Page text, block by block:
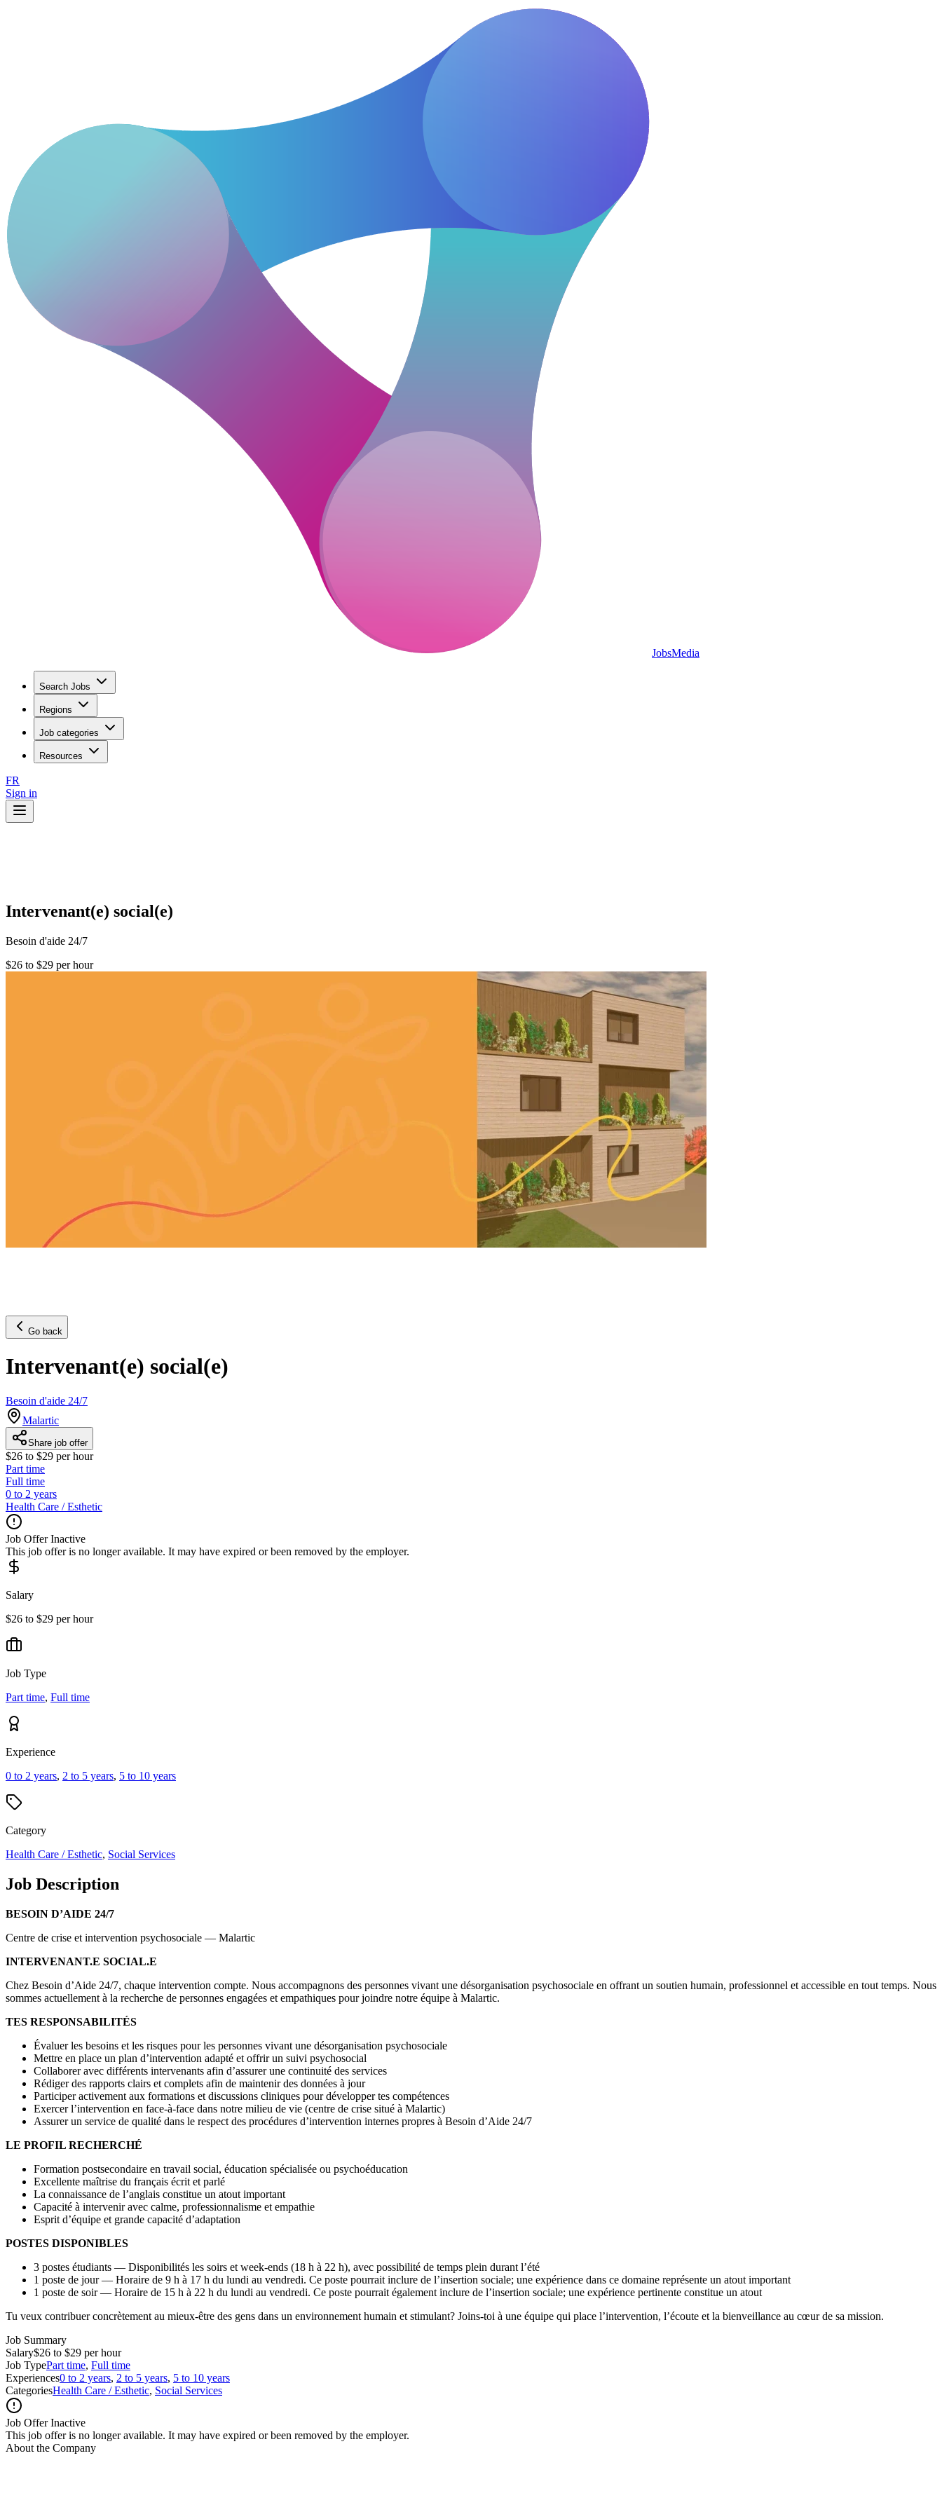
JobsMedia
Search Jobs
Regions
Job categories
Resources
FR
Sign in
Intervenant(e) social(e)
Besoin d'aide 24/7
$26 to $29 per hour
Go back
Intervenant(e) social(e)
Besoin d'aide 24/7
Malartic
Share job offer
$26 to $29 per hour
Part time
Full time
0 to 2 years
Health Care / Esthetic
Job Offer Inactive
This job offer is no longer available. It may have expired or been removed by the employer.
Salary
$26 to $29 per hour
Job Type
Part time, Full time
Experience
0 to 2 years, 2 to 5 years, 5 to 10 years
Category
Health Care / Esthetic, Social Services
Job Description
BESOIN D’AIDE 24/7
Centre de crise et intervention psychosociale — Malartic
INTERVENANT.E SOCIAL.E
Chez Besoin d’Aide 24/7, chaque intervention compte. Nous accompagnons des personnes vivant une désorganisation psychosociale en offrant un soutien humain, professionnel et accessible en tout temps. Nous
sommes actuellement à la recherche de personnes engagées et empathiques pour joindre notre équipe à Malartic.
TES RESPONSABILITÉS
Évaluer les besoins et les risques pour les personnes vivant une désorganisation psychosociale
Mettre en place un plan d’intervention adapté et offrir un suivi psychosocial
Collaborer avec différents intervenants afin d’assurer une continuité des services
Rédiger des rapports clairs et complets afin de maintenir des données à jour
Participer activement aux formations et discussions cliniques pour développer tes compétences
Exercer l’intervention en face-à-face dans notre milieu de vie (centre de crise situé à Malartic)
Assurer un service de qualité dans le respect des procédures d’intervention internes propres à Besoin d’Aide 24/7
LE PROFIL RECHERCHÉ
Formation postsecondaire en travail social, éducation spécialisée ou psychoéducation
Excellente maîtrise du français écrit et parlé
La connaissance de l’anglais constitue un atout important
Capacité à intervenir avec calme, professionnalisme et empathie
Esprit d’équipe et grande capacité d’adaptation
POSTES DISPONIBLES
3 postes étudiants — Disponibilités les soirs et week-ends (18 h à 22 h), avec possibilité de temps plein durant l’été
1 poste de jour — Horaire de 9 h à 17 h du lundi au vendredi. Ce poste pourrait inclure de l’insertion sociale; une expérience dans ce domaine représente un atout important
1 poste de soir — Horaire de 15 h à 22 h du lundi au vendredi. Ce poste pourrait également inclure de l’insertion sociale; une expérience pertinente constitue un atout
Tu veux contribuer concrètement au mieux-être des gens dans un environnement humain et stimulant? Joins-toi à une équipe qui place l’intervention, l’écoute et la bienveillance au cœur de sa mission.
Job Summary
Salary$26 to $29 per hour
Job TypePart time, Full time
Experiences0 to 2 years, 2 to 5 years, 5 to 10 years
CategoriesHealth Care / Esthetic, Social Services
Job Offer Inactive
This job offer is no longer available. It may have expired or been removed by the employer.
About the Company